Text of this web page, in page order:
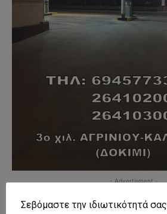
- Advertisment -
Σεβόμαστε την ιδιωτικότητά σας